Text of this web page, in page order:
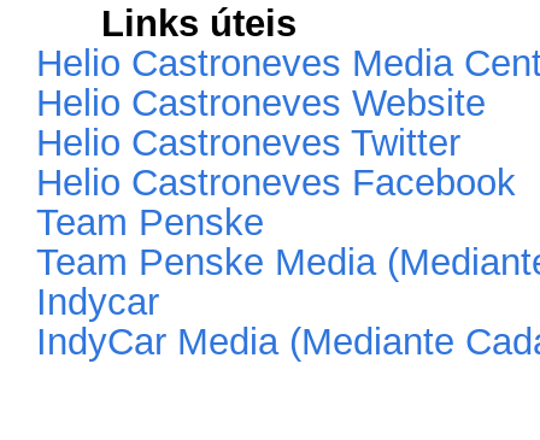
Links úteis
Helio Castroneves Media
Helio Castroneves Website
Helio Castroneves Twitter
Helio Castroneves Facebook
Team Penske
Team Penske Media
Indycar
IndyCar Media (Mediante